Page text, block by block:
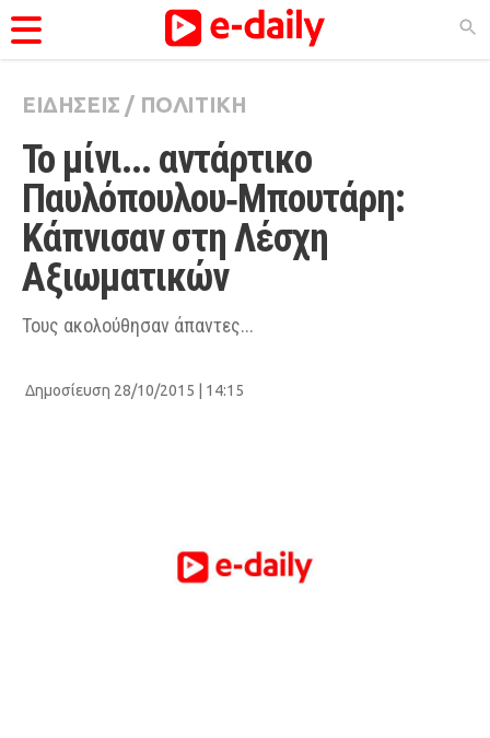
ΚΑΤΗΓΟΡΊΕΣ
Ειδήσεις
Θέματα
Videos
Podcasts
Viral
City Guide
ΕΙΔΗΣΕΙΣ / ΠΟΛΙΤΙΚΗ
Το μίνι... αντάρτικο
Παυλόπουλου‑Μπουτάρη:
Κάπνισαν στη Λέσχη
Αξιωματικών
Τους ακολούθησαν άπαντες...
Δημοσίευση 28/10/2015 | 14:15